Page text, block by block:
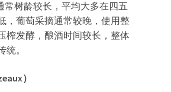
常树龄较长，平均大多在四五
，葡萄采摘通常较晚，使用整
榨发酵，酿酒时间较长，整体
。
）